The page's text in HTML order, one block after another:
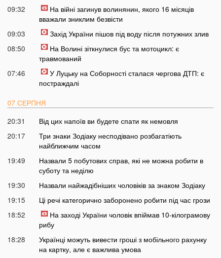
09:32
На війні загинув волинянин, якого 16 місяців
вважали зниклим безвісти
09:03
Захід України пішов під воду після потужних злив
08:50
На Волині зіткнулися бус та мотоцикл: є
травмований
07:46
У Луцьку на Соборності сталася чергова ДТП: є
постраждалі
07 СЕРПНЯ
20:31
Від цих напоїв ви будете спати як немовля
20:17
Три знаки Зодіаку несподівано розбагатіють
найближчим часом
19:49
Назвали 5 побутових справ, які не можна робити в
суботу та неділю
19:30
Назвали найжадібніших чоловіків за знаком Зодіаку
19:15
Ці речі категорично заборонено робити під час грози
18:52
На заході України чоловік впіймав 10-кілограмову
рибу
18:28
Українці можуть вивести гроші з мобільного рахунку
на картку, але є важлива умова